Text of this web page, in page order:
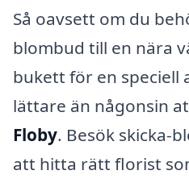
Så oavsett om du
blombud till en nära
bukett för en speciell
lättare än någonsin
Floby. Besök skicka-
att hitta rätt florist